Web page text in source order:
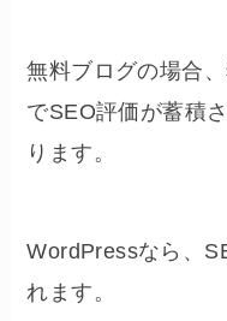
無料ブログの場合
でSEO評価が蓄積
ります。
WordPressなら、
れます。